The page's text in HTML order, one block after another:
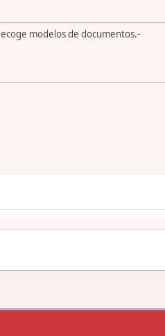
modelos de documentos.-